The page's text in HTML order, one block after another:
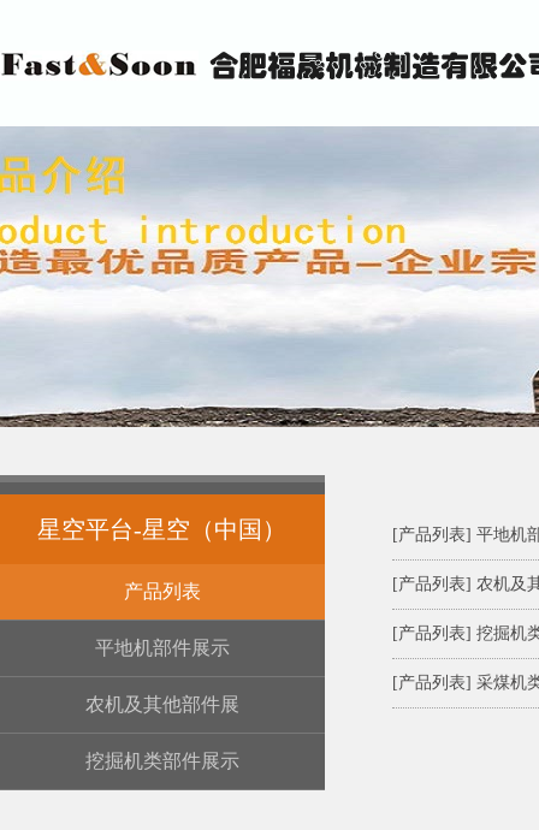
星空平台-星空（中国）
产品列表
平地机部件展示
农机及其他部件展
挖掘机类部件展示
[产品列表] 平地机
[产品列表] 农机及
[产品列表] 挖掘机
[产品列表] 采煤机